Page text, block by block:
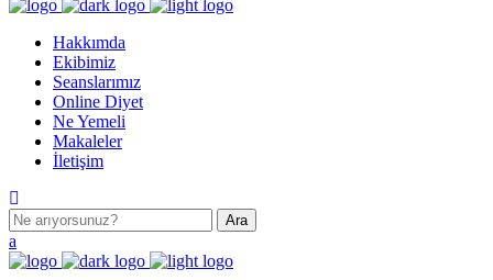
Hakkımda
Ekibimiz
Seanslarımız
Online Diyet
Ne Yemeli
Makaleler
İletişim